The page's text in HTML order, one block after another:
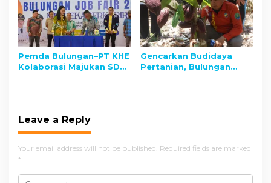
Pemda Bulungan–PT KHE
Kolaborasi Majukan SDM
Gencarkan Budidaya
Pertanian, Bulungan
Leave a Reply
Your email address will not be published. Required fields are marked
*